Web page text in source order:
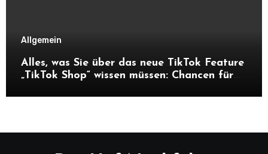
Allgemein
Alles, was Sie über das neue TikTok Feature
„TikTok Shop“ wissen müssen: Chancen für